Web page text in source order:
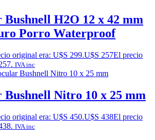
H2O 12 x 42 mm
Porro Waterproof
original era: U$S 299.U$S 257El precio
IVA inc
Nitro 10 x 25 mm
original era: U$S 450.U$S 438El precio
IVA inc